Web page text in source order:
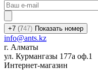
+7 (747) Показать номер
info@ants.kz
г. Алматы
ул. Курмангазы 177а оф.1
Интернет-магазин